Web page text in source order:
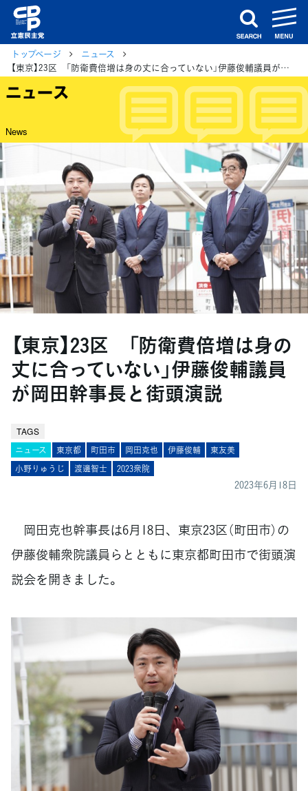
search
トップページ
ニュース
【東京】23区 「防衛費倍増は身の丈に合っていない」伊藤俊輔議員が岡田幹事長と街頭演説
ニュース
News
【東京】23区 「防衛費倍増は身の
丈に合っていない」伊藤俊輔議員
が岡田幹事長と街頭演説
TAGS
ニュース 東京都 町田市 岡田克也 伊藤俊輔
東友美
小野りゅうじ
渡邊智士 2023衆院
2023年6月18日
岡田克也幹事長は6月18日、東京23区（町田市）の
伊藤俊輔衆院議員らとともに東京都町田市で街頭演
説会を開きました。